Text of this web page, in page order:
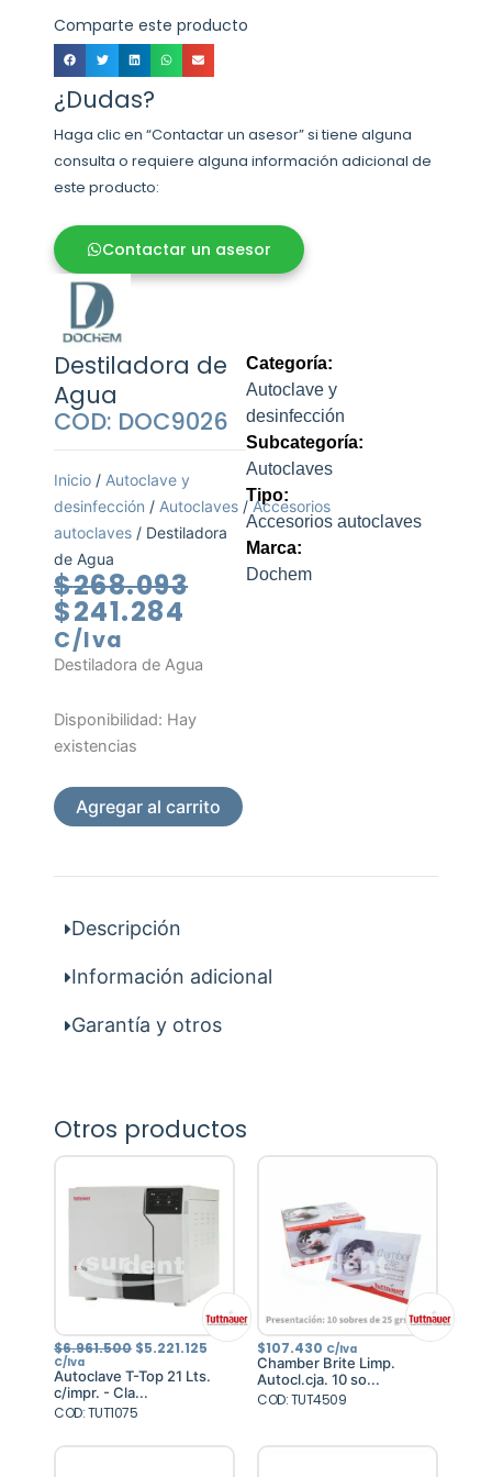
Comparte este producto
¿Dudas?
Haga clic en “Contactar un asesor” si tiene alguna
consulta o requiere alguna información adicional de
este producto:
Contactar un asesor
Destiladora de
Agua
COD: DOC9026
Inicio / Autoclave y
desinfección / Autoclaves /Accesorios
autoclaves / Destiladora
de Agua
$268.093El
era:
$241.284
El
es:
C/Iva
Destiladora de Agua
Disponibilidad: Hay
existencias
Destiladora
de
cantidad
Agregar al carrito
Categoría:
Autoclave y
desinfección
Subcategoría:
Autoclaves
Tipo:
Accesorios autoclaves
Marca:
Dochem
Descripción
Información adicional
Garantía y otros
Otros productos
$6.961.500 El
precio
original
era:
$6.961.500.
$5.221.125
es:
$5.221.125.
C/Iva
Autoclave T-Top 21 Lts.
c/impr. - Cla...
COD: TUT1075
$107.430 C/Iva
Chamber Brite Limp.
Autocl.cja. 10 so...
COD: TUT4509